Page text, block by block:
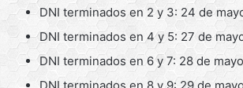
DNI terminados en 2 y 3: 24 de
DNI terminados en 4 y 5: 27 de
DNI terminados en 6 y 7: 28 de mayo
DNI terminados en 8 y 9: 29 de